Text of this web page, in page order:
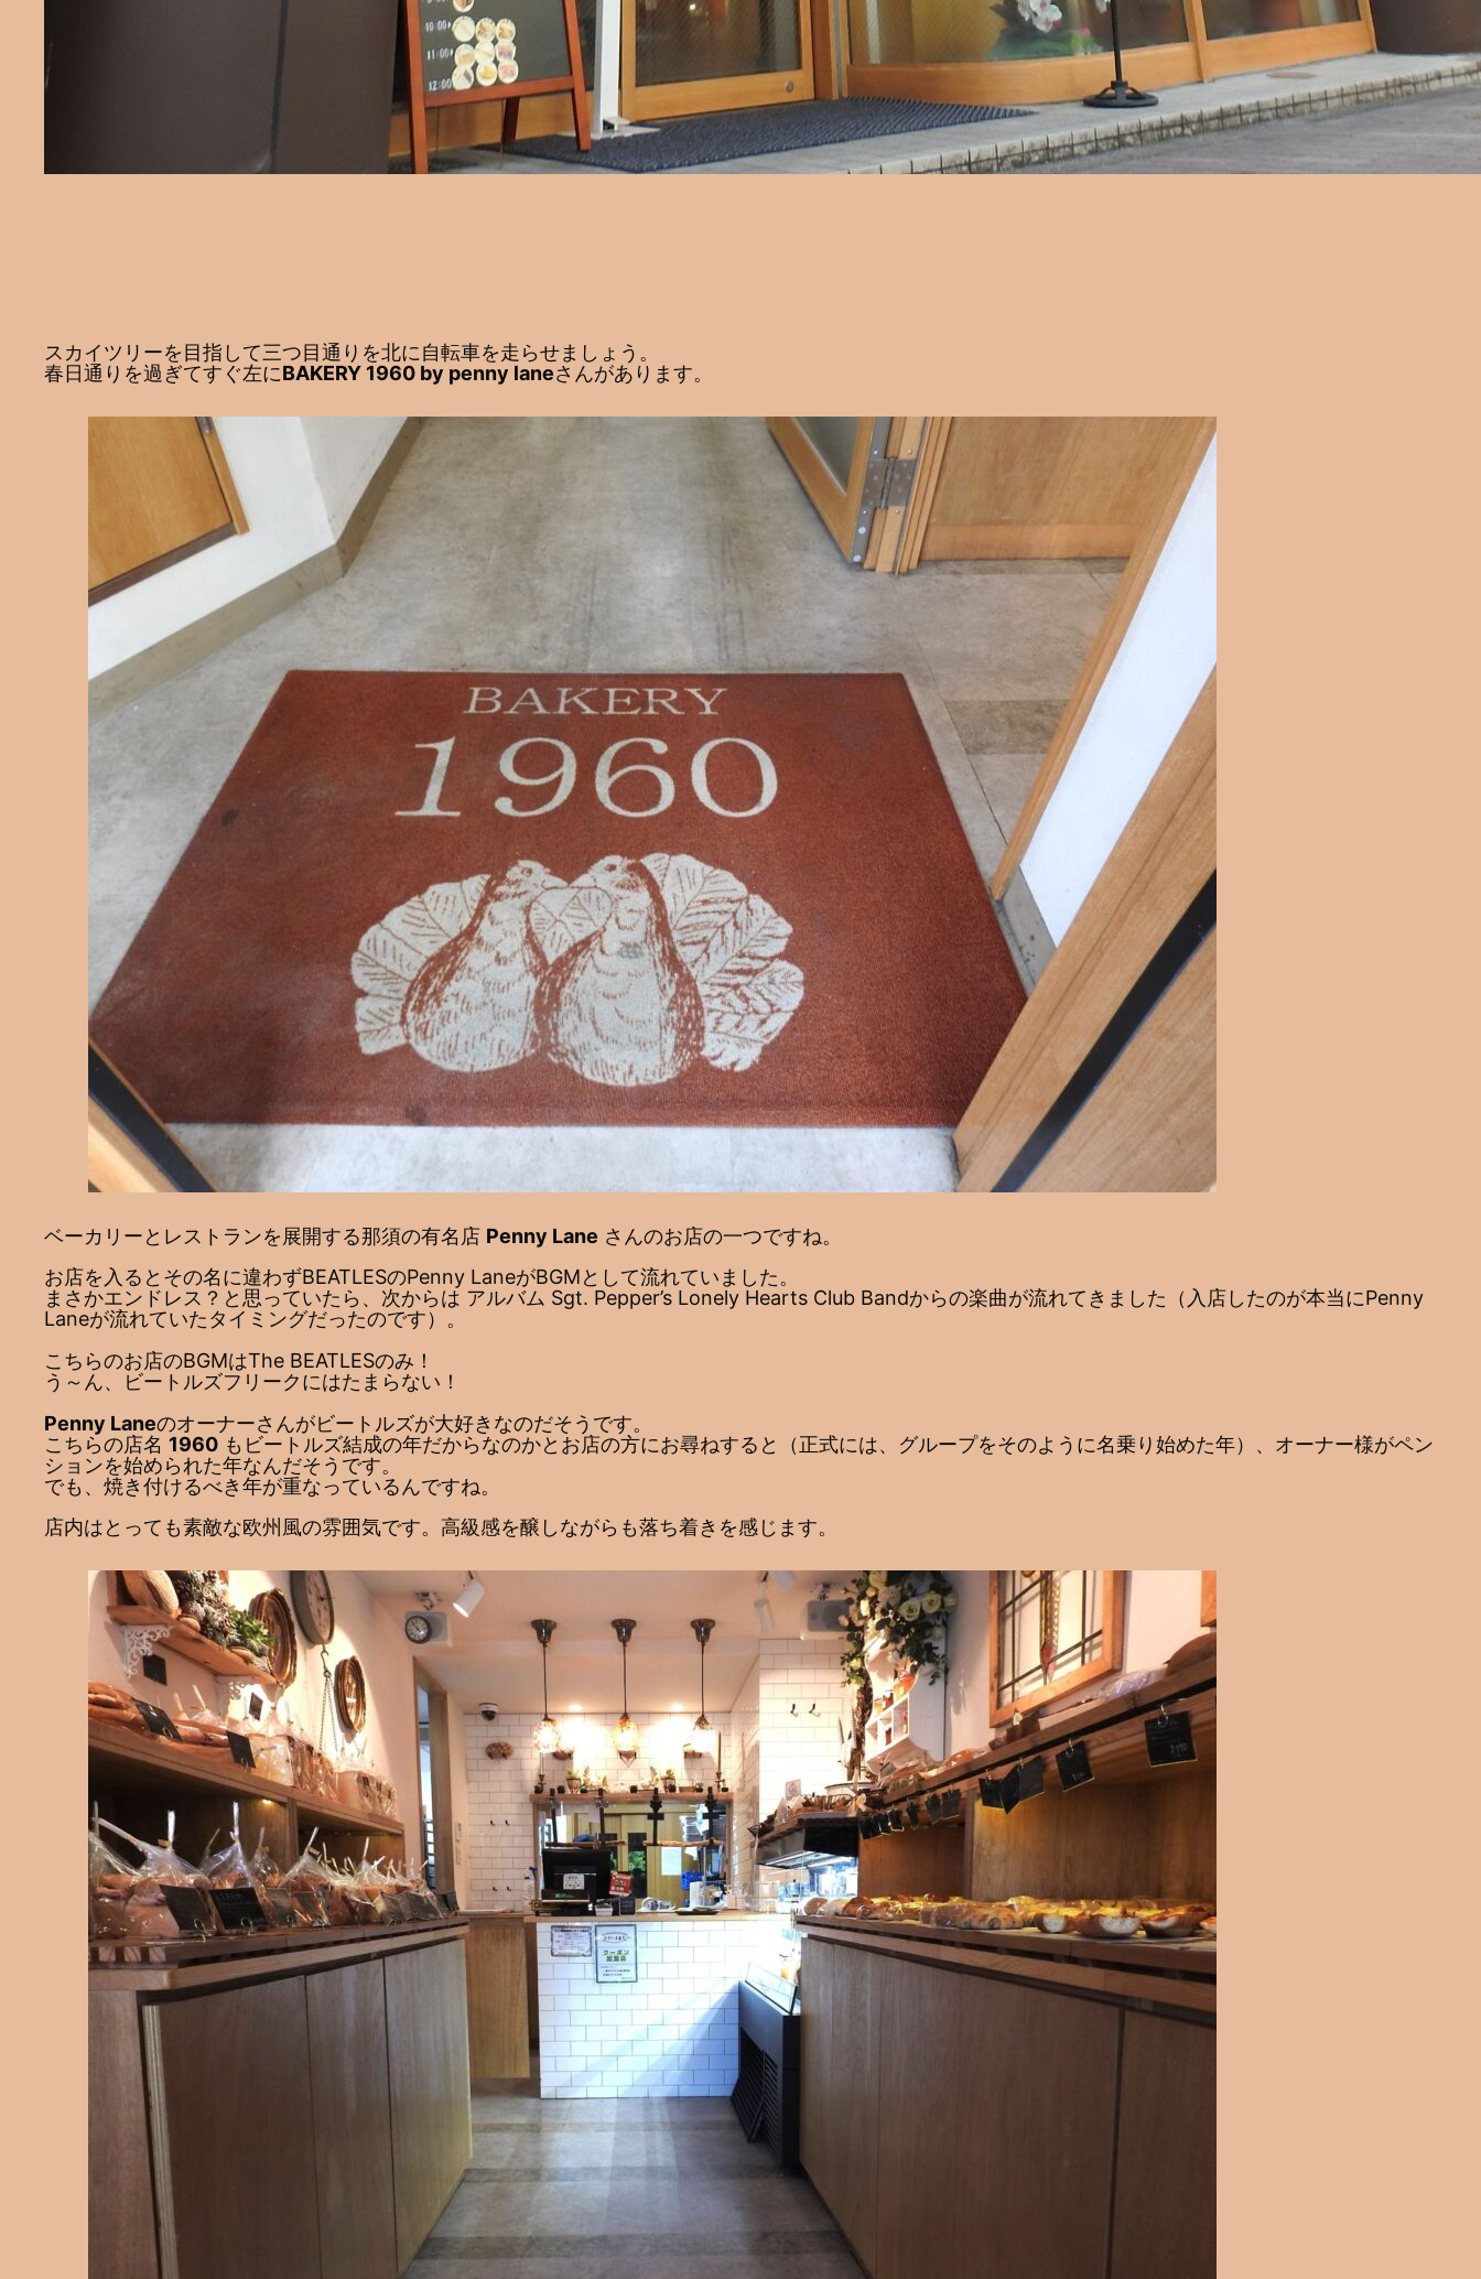
スカイツリーを目指して三つ目通りを北に自転車を走らせましょう。
春日通りを過ぎてすぐ左にBAKERY 1960 by penny laneさんがあります。
ベーカリーとレストランを展開する那須の有名店 Penny Lane さんのお店の一つですね。
お店を入るとその名に違わずBEATLESのPenny LaneがBGMとして流れていました。
まさかエンドレス？と思っていたら、次からは アルバム Sgt. Pepper’s Lonely Hearts Club Bandからの楽曲が流れてきました（入店したのが本当にPenny
Laneが流れていたタイミングだったのです）。
こちらのお店のBGMはThe BEATLESのみ！
う～ん、ビートルズフリークにはたまらない！
Penny Laneのオーナーさんがビートルズが大好きなのだそうです。
こちらの店名 1960 もビートルズ結成の年だからなのかとお店の方にお尋ねすると（正式には、グループをそのように名乗り始めた年）、オーナー様がペン
ションを始められた年なんだそうです。
でも、焼き付けるべき年が重なっているんですね。
店内はとっても素敵な欧州風の雰囲気です。高級感を醸しながらも落ち着きを感じます。